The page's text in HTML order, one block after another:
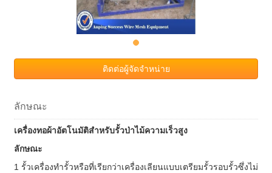
ติดต่อผู้จัดจำหน่าย
ลักษณะ
เครื่องทอผ้าอัตโนมัติสำหรับรั้วป่าไม้ความเร็วสูง
ลักษณะ
1 รั้วเครื่องทำรั้วหรือที่เรียกว่าเครื่องเลียนแบบเตรียมรั้วรอบรั้วซึ่งไม่